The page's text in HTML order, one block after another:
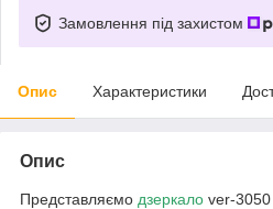
Замовлення під захистом
Опис Характеристики
Опис
Представляємо дзеркало ver-3050